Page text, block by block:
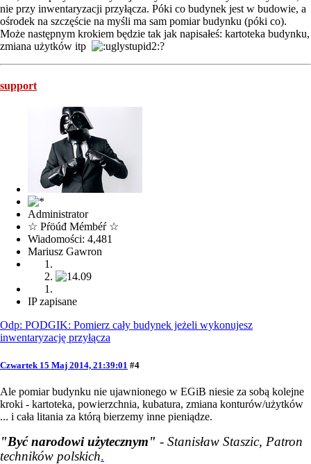
nie przy inwentaryzacji przyłącza. Póki co budynek jest w budowie, a
ośrodek na szczęście na myśli ma sam pomiar budynku (póki co).
Może następnym krokiem będzie tak jak napisałeś: kartoteka budynku,
zmiana użytków itp
?
support
Administrator
☆ Pŕöúđ Mémbéŕ ☆
Wiadomości: 4,481
Mariusz Gawron
IP zapisane
Odp: PODGIK: Pomierz cały budynek jeżeli wykonujesz
inwentaryzację przyłącza
Czwartek 15 Maj 2014, 21:39:01 #4
Ale pomiar budynku nie ujawnionego w EGiB niesie za sobą kolejne
kroki - kartoteka, powierzchnia, kubatura, zmiana konturów/użytków
... i cała litania za którą bierzemy inne pieniądze.
"Być narodowi użytecznym" - Stanisław Staszic, Patron
techników polskich.